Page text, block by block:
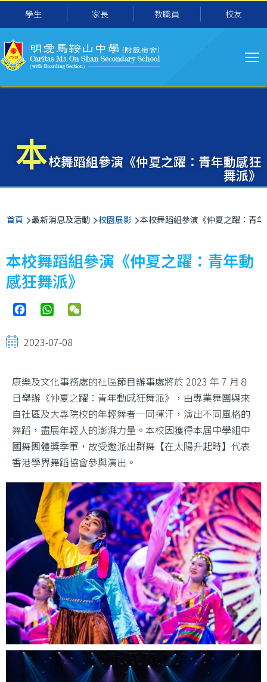
移至主內容
學生 家長 教職員 校友
导
航
本校舞蹈組參演《仲夏之躍：青年動感狂
舞派》
導
航
連
結
首頁 最新消息及活動 校園展影 本校舞蹈組參演《仲夏之躍：青
本校舞蹈組參演《仲夏之躍：青年動
感狂舞派》
FacebookWhatsApp
2023-07-08
康樂及文化事務處的社區節目辦事處將於 2023 年 7 月８
日舉辦《仲夏之躍：青年動感狂舞派》，由專業舞團與來
自社區及大專院校的年輕舞者一同揮汗，演出不同風格的
舞蹈，盡展年輕人的澎湃力量。本校因獲得本屆中學組中
國舞團體獎季軍，故受邀派出群舞【在太陽升起時】代表
香港學界舞蹈協會參與演出。